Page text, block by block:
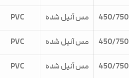
450/750 مس آنیل شده PVC
450/750 مس آنیل شده PVC
450/750 مس آنیل شده PVC